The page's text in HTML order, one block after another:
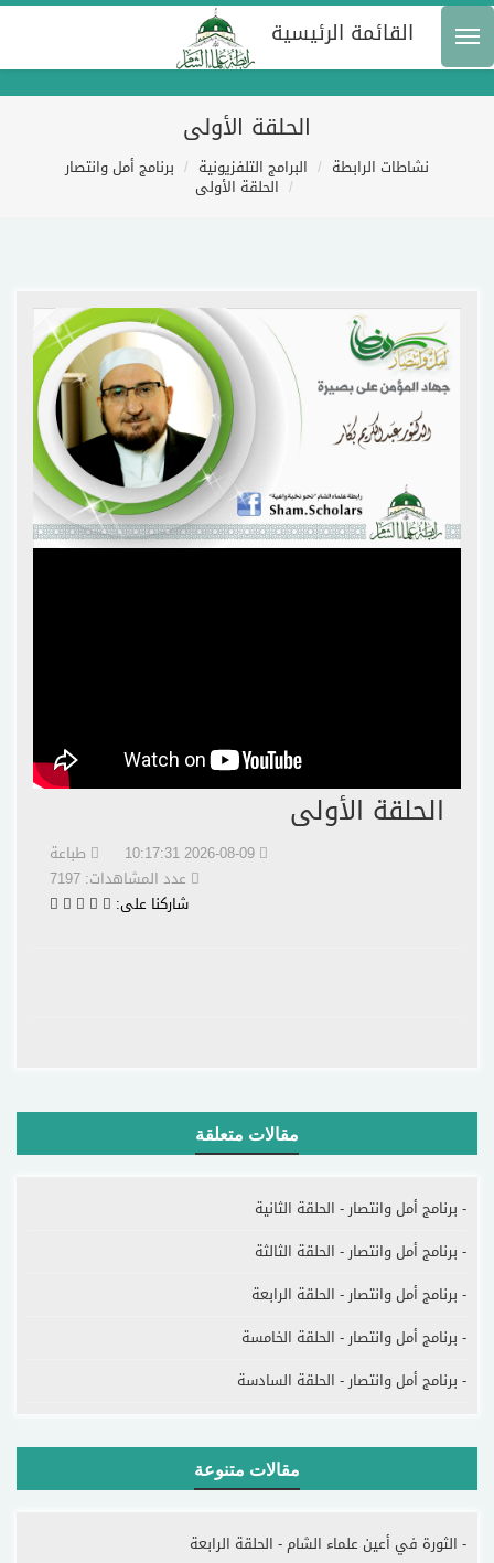
القائمة الرئيسية
الحلقة الأولى
نشاطات الرابطة البرامج التلفزيونية برنامج أمل وانتصار
الحلقة الأولى
الحلقة الأولى
طباعة
عدد المشاهدات: 7197
شاركنا على:
مقالات متعلقة
- برنامج أمل وانتصار - الحلقة الثانية
- برنامج أمل وانتصار - الحلقة الثالثة
- برنامج أمل وانتصار - الحلقة الرابعة
- برنامج أمل وانتصار - الحلقة الخامسة
- برنامج أمل وانتصار - الحلقة السادسة
مقالات متنوعة
- الثورة في أعين علماء الشام - الحلقة الرابعة